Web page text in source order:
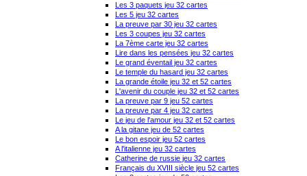
Les 3 paquets jeu 32 cartes
Les 5 jeu 32 cartes
La preuve par 30 jeu 32 cartes
Les 3 coupes jeu 32 cartes
La 7ème carte jeu 32 cartes
Lire dans les pensées jeu 32 cartes
Le grand éventail jeu 32 cartes
Le temple du hasard jeu 32 cartes
La grande étoile jeu 32 et 52 cartes
L'avenir du couple jeu 32 et 52 cartes
La preuve par 9 jeu 52 cartes
La preuve par 4 jeu 32 cartes
Le jeu de l'amour jeu 32 et 52 cartes
A la gitane jeu de 52 cartes
Le bon espoir jeu 52 cartes
A l'italienne jeu 32 cartes
Catherine de russie jeu 32 cartes
Français du XVIII siècle jeu 52 cartes